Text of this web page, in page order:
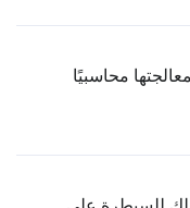
محاسبيًا